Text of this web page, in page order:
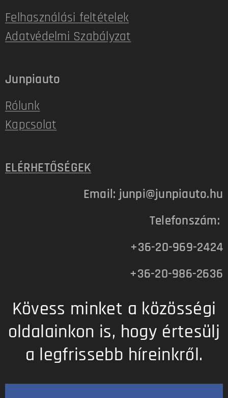
Felhasználási feltételek
Adatvédelmi Szabályzat
Junpiauto
Rólunk
Kapcsolat
ELÉRHETŐSÉGEK
Email: junpi@junpiauto.hu
Telefonszám:
+36-20-969-2424
+36-20-986-2636
Kövess minket a közösségi
oldalainkon is, hogy értesülj
a legfrissebb híreinkről.